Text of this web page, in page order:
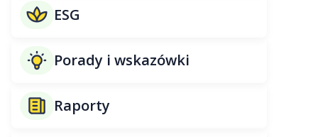
ESG
Porady i wskazówki
Raporty